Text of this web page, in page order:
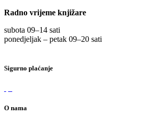
Radno vrijeme knjižare
subota 09–14 sati
ponedjeljak – petak 09–20 sati
Sigurno plaćanje
O nama